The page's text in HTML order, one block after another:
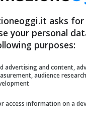
Ci sono alcuni
ormai la
mezzi per
l’unico. Altri che
in forma
asks for
your personal
purposes:
advertising and content,
audience
access information on a